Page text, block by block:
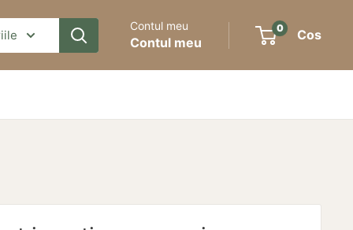
Contul meu
Contul meu
0 Cos